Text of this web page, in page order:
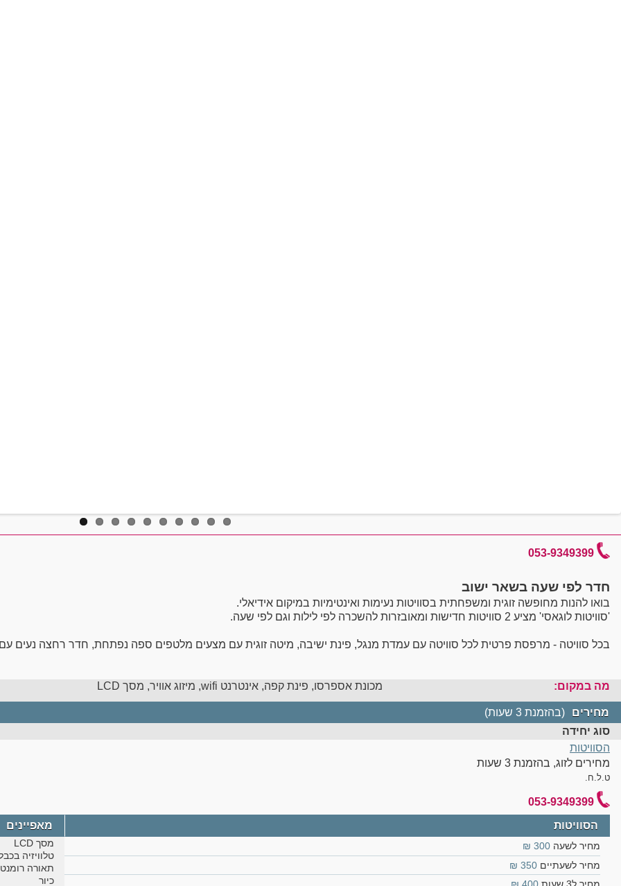
חדר לפי שעה בשאר ישוב
בואו להנות מחופשה זוגית ומשפחתית בסוויטות נעימות ואינטימיות במיקום אידיאלי.
'סוויטות לוגאסי' מציע 2 סוויטות חדישות ומאובזרות להשכרה לפי לילות וגם לפי שעה.
בכל סוויטה - מרפסת פרטית לכל סוויטה עם עמדת מנגל, פינת ישיבה, מיטה זוגית עם מצעים מלטפים ספה נפתחת, חדר רחצה נעים עם
מכונת אספרסו, פינת קפה, אינטרנט wifi, מיזוג אוויר, מסך LCD
מה במקום:
מחירים
(בהזמנת 3 שעות)
סוג יחידה
הסוויטות
מחירים לזוג, בהזמנת 3 שעות
ט.ל.ח.
מאפיינים
מסך LCD
טלוויזיה
תאורה
כיור
הסוויטות
מחיר לשעה300 ₪
מחיר לשעתיים350 ₪